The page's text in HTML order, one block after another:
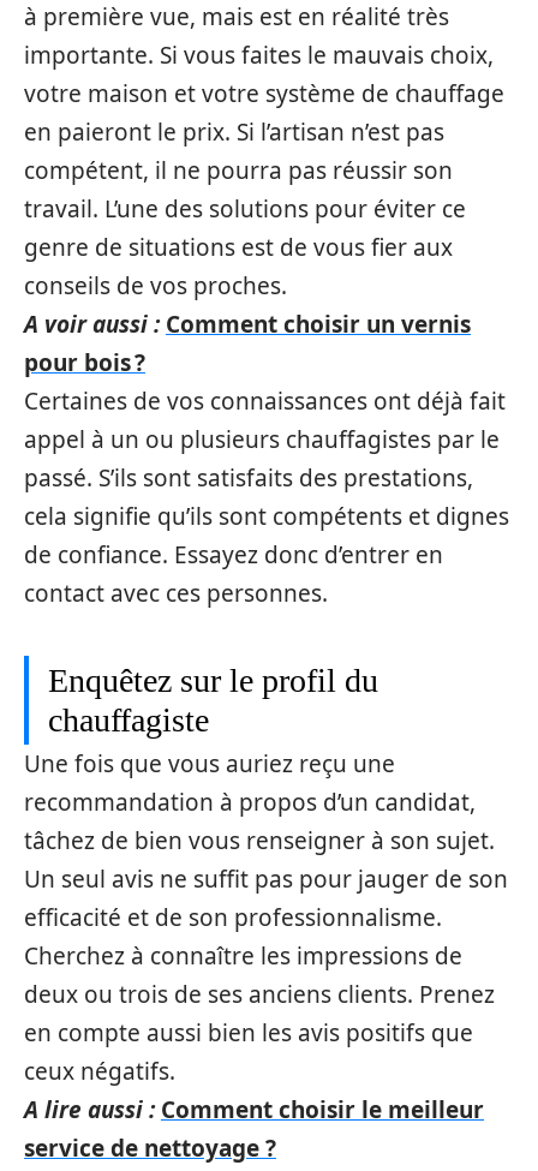
à première vue, mais est en réalité très
importante. Si vous faites le mauvais choix,
votre maison et votre système de chauffage
en paieront le prix. Si l’artisan n’est pas
compétent, il ne pourra pas réussir son
travail. L’une des solutions pour éviter ce
genre de situations est de vous fier aux
conseils de vos proches.
A voir aussi : Comment choisir un vernis
pour bois ?
Certaines de vos connaissances ont déjà fait
appel à un ou plusieurs chauffagistes par le
passé. S’ils sont satisfaits des prestations,
cela signifie qu’ils sont compétents et dignes
de confiance. Essayez donc d’entrer en
contact avec ces personnes.
Enquêtez sur le profil du
chauffagiste
Une fois que vous auriez reçu une
recommandation à propos d’un candidat,
tâchez de bien vous renseigner à son sujet.
Un seul avis ne suffit pas pour jauger de son
efficacité et de son professionnalisme.
Cherchez à connaître les impressions de
deux ou trois de ses anciens clients. Prenez
en compte aussi bien les avis positifs que
ceux négatifs.
A lire aussi : Comment choisir le meilleur
service de nettoyage ?